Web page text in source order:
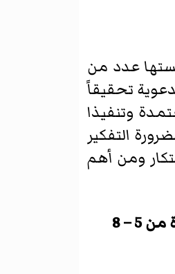
عدد من
تحقيقاً
وتنفيذا
التفكير
ومن أهم
: في مؤتمره الحادي والعشرين والذي عقد في القاهرة في الفترة من 5 – 8